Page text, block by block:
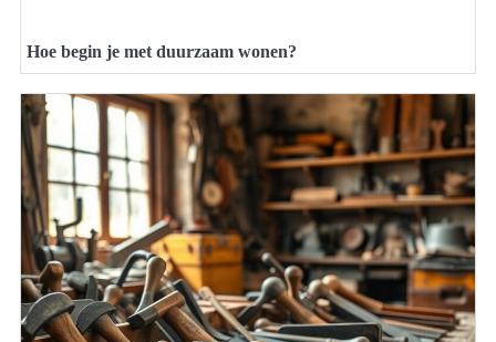
Hoe begin je met duurzaam wonen?